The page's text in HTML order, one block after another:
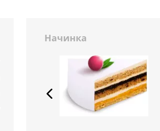
Узнать подробнее о начинке
Тирамису
Узнать подробнее о начинке
Тирамису клубничная
Узнать подробнее о начинке
Начинка